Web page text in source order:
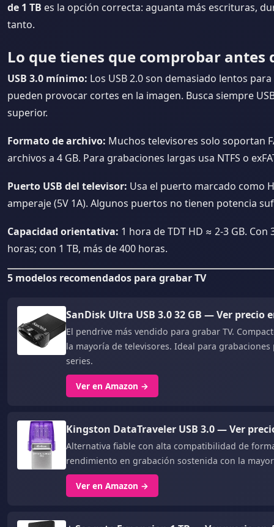
de 1 TB es la opción correcta: aguanta más escrituras,
tanto.
Lo que tienes que comprobar antes
USB 3.0 mínimo: Los USB 2.0 son demasiado lentos
pueden provocar cortes en la imagen. Busca siempre
superior.
Formato de archivo: Muchos televisores solo soportan
archivos a 4 GB. Para grabaciones largas usa NTFS o
Puerto USB del televisor: Usa el puerto marcado como
amperaje (5V 1A). Algunos puertos no tienen potencia
Capacidad orientativa: 1 hora de TDT HD ≈ 2-3 GB. Con
horas; con 1 TB, más de 400 horas.
5 modelos recomendados para grabar TV
SanDisk Ultra USB 3.0 32 GB — Ver precio
El pendrive más vendido para grabar TV.
la mayoría de televisores. Ideal para
series.
Ver en Amazon →
Kingston DataTraveler USB 3.0 — Ver
Alternativa fiable con alta compatibilidad de
rendimiento en grabación sostenida con la
Ver en Amazon →